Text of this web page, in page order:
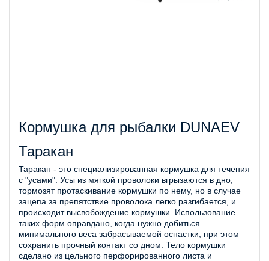
Кормушка для рыбалки DUNAEV
Таракан
Таракан - это специализированная кормушка для течения
с "усами". Усы из мягкой проволоки вгрызаются в дно,
тормозят протаскивание кормушки по нему, но в случае
зацепа за препятствие проволока легко разгибается, и
происходит высвобождение кормушки. Использование
таких форм оправдано, когда нужно добиться
минимального веса забрасываемой оснастки, при этом
сохранить прочный контакт со дном. Тело кормушки
сделано из цельного перфорированного листа и